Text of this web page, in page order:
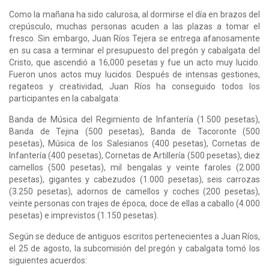
Como la mañana ha sido calurosa, al dormirse el día en brazos del
crepúsculo, muchas per­sonas acuden a las plazas a tomar el
fresco. Sin embargo, Juan Ríos Tejera se entrega afanosa­mente
en su casa a terminar el presupuesto del pregón y cabalgata del
Cristo, que ascendió a 16,000 pesetas y fue un acto muy lucido.
Fueron unos actos muy lucidos. Después de intensas gestiones,
regateos y creatividad, Juan Ríos ha conseguido todos los
participantes en la ca­balgata:
Banda de Música del Regimiento de Infantería (1.500 pesetas),
Banda de Tejina (500 pesetas), Banda de Tacoronte (500
pesetas), Música de los Salesianos (400 pesetas), Cornetas de
Infante­ría (400 pesetas), Cornetas de Artillería (500 pesetas), diez
camellos (500 pesetas), mil bengalas y veinte faroles (2.000
pesetas), gigantes y cabezudos (1.000 pesetas), seis carrozas
(3.250 pese­tas), adornos de camellos y coches (200 pesetas),
veinte personas con trajes de época, doce de ellas a caballo (4.000
pesetas) e imprevistos (1.150 pesetas).
Según se deduce de antiguos escritos pertenecientes a Juan Ríos,
el 25 de agosto, la subco­misión del pregón y cabalgata tomó los
siguientes acuerdos: